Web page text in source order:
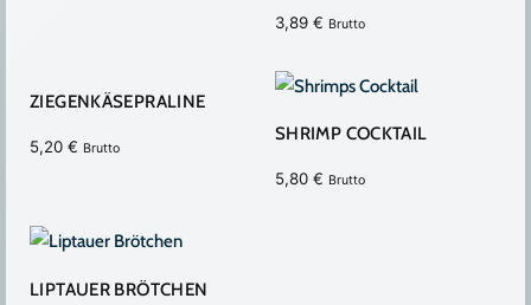
3,89 € Brutto
ZIEGENKÄSEPRALINE
5,20 € Brutto
SHRIMP COCKTAIL
5,80 € Brutto
LIPTAUER BRÖTCHEN